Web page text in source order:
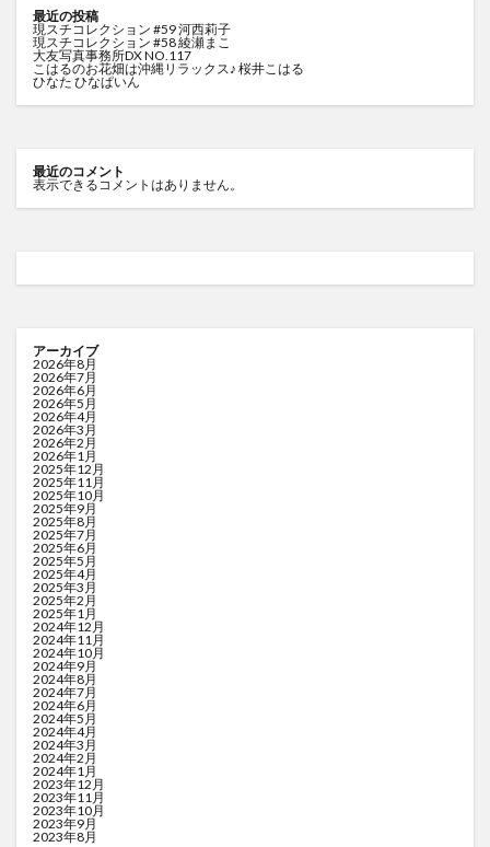
最近の投稿
現スチコレクション #59 河西莉子
現スチコレクション #58 綾瀬まこ
大友写真事務所DX NO.117
こはるのお花畑は沖縄リラックス♪ 桜井こはる
ひなた ひなぱいん
最近のコメント
表示できるコメントはありません。
アーカイブ
2026年8月
2026年7月
2026年6月
2026年5月
2026年4月
2026年3月
2026年2月
2026年1月
2025年12月
2025年11月
2025年10月
2025年9月
2025年8月
2025年7月
2025年6月
2025年5月
2025年4月
2025年3月
2025年2月
2025年1月
2024年12月
2024年11月
2024年10月
2024年9月
2024年8月
2024年7月
2024年6月
2024年5月
2024年4月
2024年3月
2024年2月
2024年1月
2023年12月
2023年11月
2023年10月
2023年9月
2023年8月